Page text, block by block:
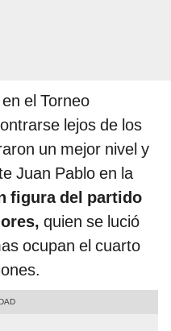
el Torneo
lejos de los
un mejor nivel y
Juan Pablo en la
figura del partido
quien se lució
ocupan el cuarto